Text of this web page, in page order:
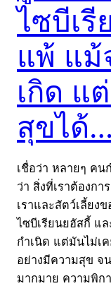
ไซบีเรี
แพ้ แม้
เกิด แ
สุขได้
เชื่อว่า หลายๆ คน
ว่า สิ่งที่เราต้องก
เราและสัตว์เลี้ยง
ไซบีเรียนยฮัสกี้ แ
กำเนิด แต่มันไม่เ
อย่างมีความสุข จ
มากมาย ความพิก